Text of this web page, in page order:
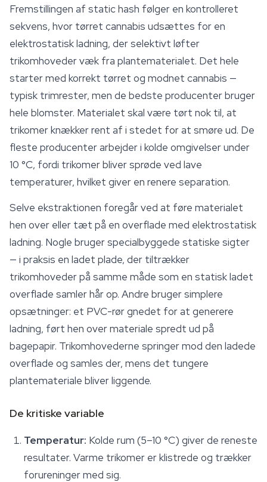
Fremstillingen af static hash følger en kontrolleret
sekvens, hvor tørret cannabis udsættes for en
elektrostatisk ladning, der selektivt løfter
trikomhoveder væk fra plantematerialet. Det hele
starter med korrekt tørret og modnet cannabis —
typisk trimrester, men de bedste producenter bruger
hele blomster. Materialet skal være tørt nok til, at
trikomer knækker rent af i stedet for at smøre ud. De
fleste producenter arbejder i kolde omgivelser under
10 °C, fordi trikomer bliver sprøde ved lave
temperaturer, hvilket giver en renere separation.
Selve ekstraktionen foregår ved at føre materialet
hen over eller tæt på en overflade med elektrostatisk
ladning. Nogle bruger specialbyggede statiske sigter
— i praksis en ladet plade, der tiltrækker
trikomhoveder på samme måde som en statisk ladet
overflade samler hår op. Andre bruger simplere
opsætninger: et PVC-rør gnedet for at generere
ladning, ført hen over materiale spredt ud på
bagepapir. Trikomhovederne springer mod den ladede
overflade og samles der, mens det tungere
plantemateriale bliver liggende.
De kritiske variable
Temperatur: Kolde rum (5–10 °C) giver de reneste
resultater. Varme trikomer er klistrede og trækker
forureninger med sig.